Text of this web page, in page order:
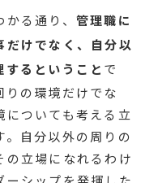
る通り、 管理職に
けでなく、自分以
るということ で
りの環境だけでな
についても考える立
自分以外の周りの
の立場になれるわけ